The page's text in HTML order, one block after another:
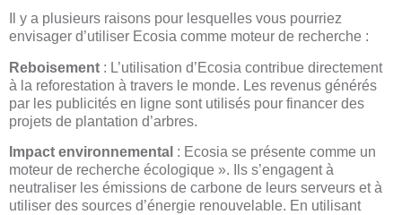
Il y a plusieurs raisons pour lesquelles vous pourriez
envisager d’utiliser Ecosia comme moteur de recherche :
Reboisement : L’utilisation d’Ecosia contribue directement
à la reforestation à travers le monde. Les revenus générés
par les publicités en ligne sont utilisés pour financer des
projets de plantation d’arbres.
Impact environnemental : Ecosia se présente comme un
moteur de recherche écologique ». Ils s’engagent à
neutraliser les émissions de carbone de leurs serveurs et à
utiliser des sources d’énergie renouvelable. En utilisant